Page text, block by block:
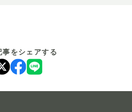
事をシェアする